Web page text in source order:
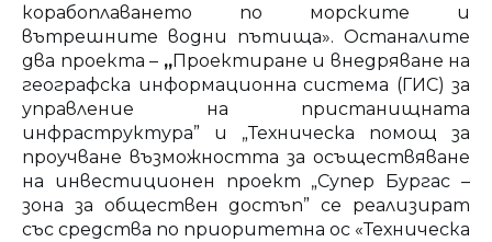
корабоплаването по морските и
вътрешните водни пътища». Останалите
два проекта – „Проектиране и внедряване на
географска информационна система (ГИС) за
управление на пристанищната
инфраструктура” и „Техническа помощ за
проучване възможността за осъществяване
на инвестиционен проект „Супер Бургас –
зона за обществен достъп” се реализират
със средства по приоритетна ос «Техническа